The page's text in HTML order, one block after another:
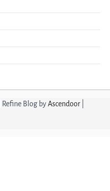
| Refine Blog byAscendoor